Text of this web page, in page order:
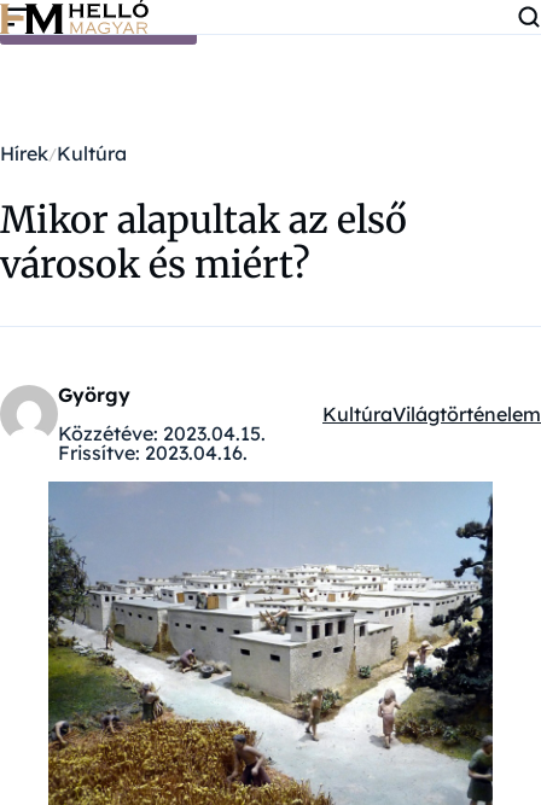
Ugrás a tartalomra
Hírek Kultúra
Mikor alapultak az első
városok és miért?
György
Közzétéve: 2023.04.15.
Frissítve: 2023.04.16.
Kategóriák:
KultúraVilágtörténelem